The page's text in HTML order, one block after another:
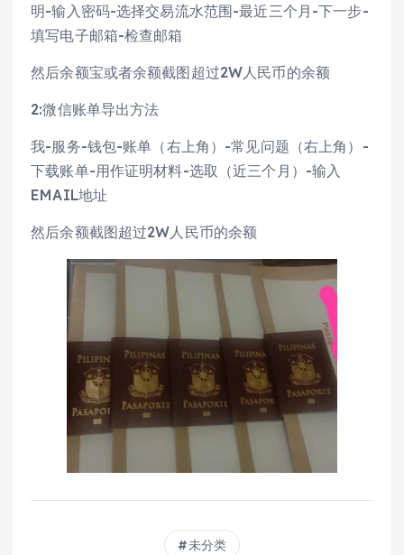
明-输入密码-选择交易流水范围-最近三个月-下一步-
填写电子邮箱-检查邮箱
然后余额宝或者余额截图超过2W人民币的余额
2:微信账单导出方法
我-服务-钱包-账单（右上角）-常见问题（右上角）-
下载账单-用作证明材料-选取（近三个月）-输入
EMAIL地址
然后余额截图超过2W人民币的余额
未分类